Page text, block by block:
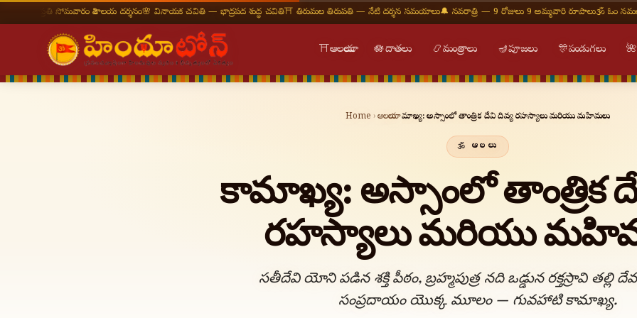
సోమవారం శివాలయ దర్శనం🌸 వినాయక చవితి — భాద్రపద శుద్ధ చవితి⛩ తిరుమల తిరుపతి — నేటి దర్శన సమయాలు🔔 నవరాత్రి — 9 రోజులు 9 అమ్మవారి రూపాలు🕉 ఓం నమః శివాయ —
⛩ఆలయాలు 🪷దాతలు 📿మంత్రాలు 🪔పూజలు 🎊పండుగలు 🌺
Home ›ఆలయాలు›కామాఖ్య: అస్సాంలో తాంత్రిక దేవి దివ్య రహస్యాలు మరియు మహిమలు
ఆలయాలు
కామాఖ్య: అస్సాంలో తాంత్రిక
రహస్యాలు మరియు
సతీదేవి యోని పడిన శక్తి పీఠం, బ్రహ్మపుత్ర నది ఒడ్డున రక్తస్రావి తల్లి
సంప్రదాయం యొక్క మూలం — గువహాటి కామాఖ్య.